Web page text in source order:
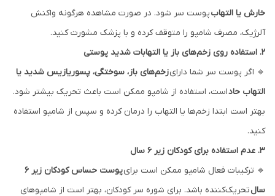
خارش یا التهابپوست سر شود. در صورت مشاهده هرگونه واکنش
آلرژیک، مصرف شامپو را متوقف کرده و با پزشک مشورت کنید.
۲. استفاده روی زخم‌های باز یا التهابات شدید پوستی
🔹 اگر پوست سر شما دارایزخم‌های باز، سوختگی، پسوریازیس شدید یا
التهاب حاداست، استفاده از شامپو ممکن است باعث تحریک بیشتر شود.
بهتر است ابتدا زخم‌ها یا التهاب را درمان کرده و سپس از شامپو استفاده
کنید.
۳. عدم استفاده برای کودکان زیر ۶ سال
🔹 ترکیبات فعال شامپو ممکن است برای
پوست حساس کودکان زیر ۶
سالتحریک‌کننده باشد. برای شوره سر کودکان، بهتر است از شامپوهای